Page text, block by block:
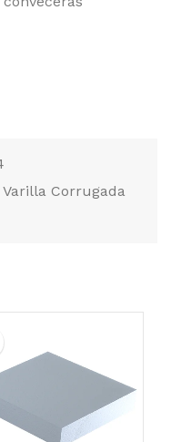
Varilla Corrugada